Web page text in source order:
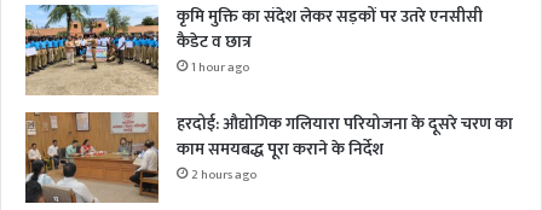
कृमि मुक्ति का संदेश लेकर सड़कों पर उतरे एनसीसी
कैडेट व छात्र
1 hour ago
हरदोई: औद्योगिक गलियारा परियोजना के दूसरे चरण का
काम समयबद्ध पूरा कराने के निर्देश
2 hours ago